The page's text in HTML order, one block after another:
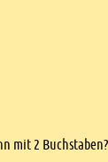
mit 2